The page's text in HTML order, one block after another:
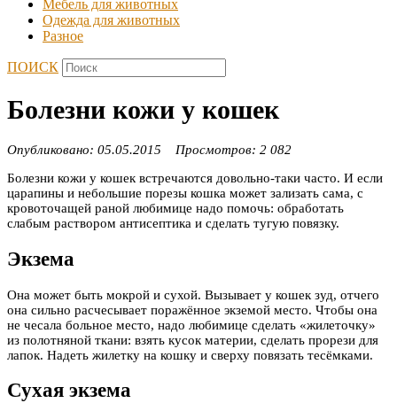
Мебель для животных
Одежда для животных
Разное
ПОИСК
Болезни кожи у кошек
Опубликовано: 05.05.2015 Просмотров: 2 082
Болезни кожи у кошек встречаются довольно-таки часто. И если
царапины и небольшие порезы кошка может зализать сама, с
кровоточащей раной любимице надо помочь: обработать
слабым раствором антисептика и сделать тугую повязку.
Экзема
Она может быть мокрой и сухой. Вызывает у кошек зуд, отчего
она сильно расчесывает поражённое экземой место. Чтобы она
не чесала больное место, надо любимице сделать «жилеточку»
из полотняной ткани: взять кусок материи, сделать прорези для
лапок. Надеть жилетку на кошку и сверху повязать тесёмками.
Сухая экзема